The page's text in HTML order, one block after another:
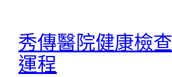
秀傳醫院健康檢
運程